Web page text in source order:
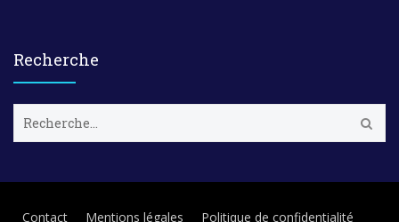
Recherche
c
e
Contact Mentions légales Politique de confidentialité